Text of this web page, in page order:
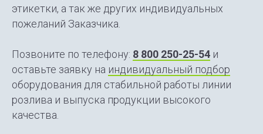
этикетки, а так же других индивидуальных
пожеланий Заказчика.
Позвоните по телефону: 8 800 250-25-54 и
оставьте заявку на индивидуальный подбор
оборудования для стабильной работы линии
розлива и выпуска продукции высокого
качества.